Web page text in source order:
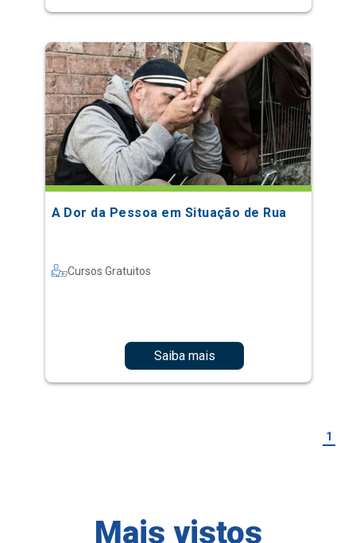
A Dor da Pessoa em Situação de Rua
Cursos Gratuitos
Saiba mais
1
Mais vistos